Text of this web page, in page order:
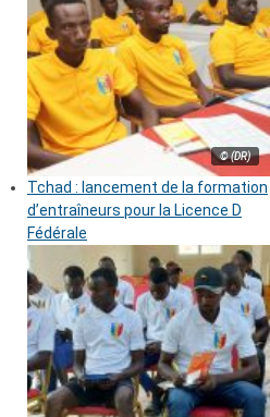
© (DR)
Tchad : lancement de la formation
d’entraîneurs pour la Licence D
Fédérale